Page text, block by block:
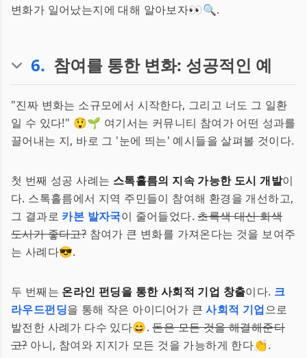
변화가 일어났는지에 대해 알아보자👀🔍.
6. 참여를 통한 변화: 성공적인 예
"진짜 변화는 소규모에서 시작한다, 그리고 너도 그 일환
일 수 있다!" 😲🌱 여기서는 커뮤니티 참여가 어떤 성과를
끌어내는 지, 바로 그 '눈에 띄는' 예시들을 살펴볼 것이다.
첫 번째 성공 사례는 스톡홀름의 지속 가능한 도시 개발이
다. 스톡홀름에서 지역 주민들이 참여해 환경을 개선하고,
그 결과로 카본 발자국이 줄어들었다.초록색 대신 회색
도시가 좋다고?참여가 큰 변화를 가져온다는 것을 보여주
는 사례다😎.
두 번째는 온라인 펀딩을 통한 사회적 기업 창출이다. 크
라우드펀딩을 통해 작은 아이디어가 큰사회적 기업으로
발전한 사례가 다수 있다😄.돈은 모든 것을 해결해준다
고?아니, 참여와 지지가 모든 것을 가능하게 한다👏.